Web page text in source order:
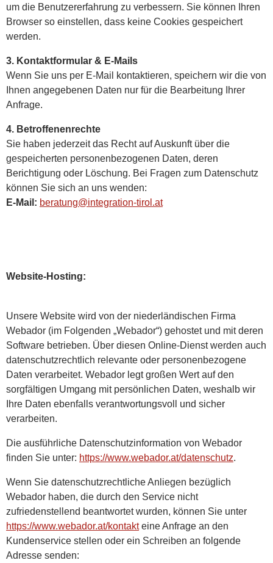
um die Benutzererfahrung zu verbessern. Sie können Ihren
Browser so einstellen, dass keine Cookies gespeichert
werden.
3. Kontaktformular & E-Mails
Wenn Sie uns per E-Mail kontaktieren, speichern wir die von
Ihnen angegebenen Daten nur für die Bearbeitung Ihrer
Anfrage.
4. Betroffenenrechte
Sie haben jederzeit das Recht auf Auskunft über die
gespeicherten personenbezogenen Daten, deren
Berichtigung oder Löschung. Bei Fragen zum Datenschutz
können Sie sich an uns wenden:
E-Mail: beratung@integration-tirol.at
Website-Hosting:
Unsere Website wird von der niederländischen Firma
Webador (im Folgenden „Webador“) gehostet und mit deren
Software betrieben. Über diesen Online-Dienst werden auch
datenschutzrechtlich relevante oder personenbezogene
Daten verarbeitet. Webador legt großen Wert auf den
sorgfältigen Umgang mit persönlichen Daten, weshalb wir
Ihre Daten ebenfalls verantwortungsvoll und sicher
verarbeiten.
Die ausführliche Datenschutzinformation von Webador
finden Sie unter: https://www.webador.at/datenschutz.
Wenn Sie datenschutzrechtliche Anliegen bezüglich
Webador haben, die durch den Service nicht
zufriedenstellend beantwortet wurden, können Sie unter
https://www.webador.at/kontakteine Anfrage an den
Kundenservice stellen oder ein Schreiben an folgende
Adresse senden: